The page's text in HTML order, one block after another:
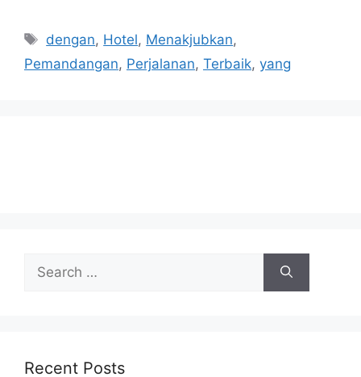
Tags
dengan, Hotel, Menakjubkan,
Pemandangan, Perjalanan, Terbaik, yang
Search
for:
Recent Posts